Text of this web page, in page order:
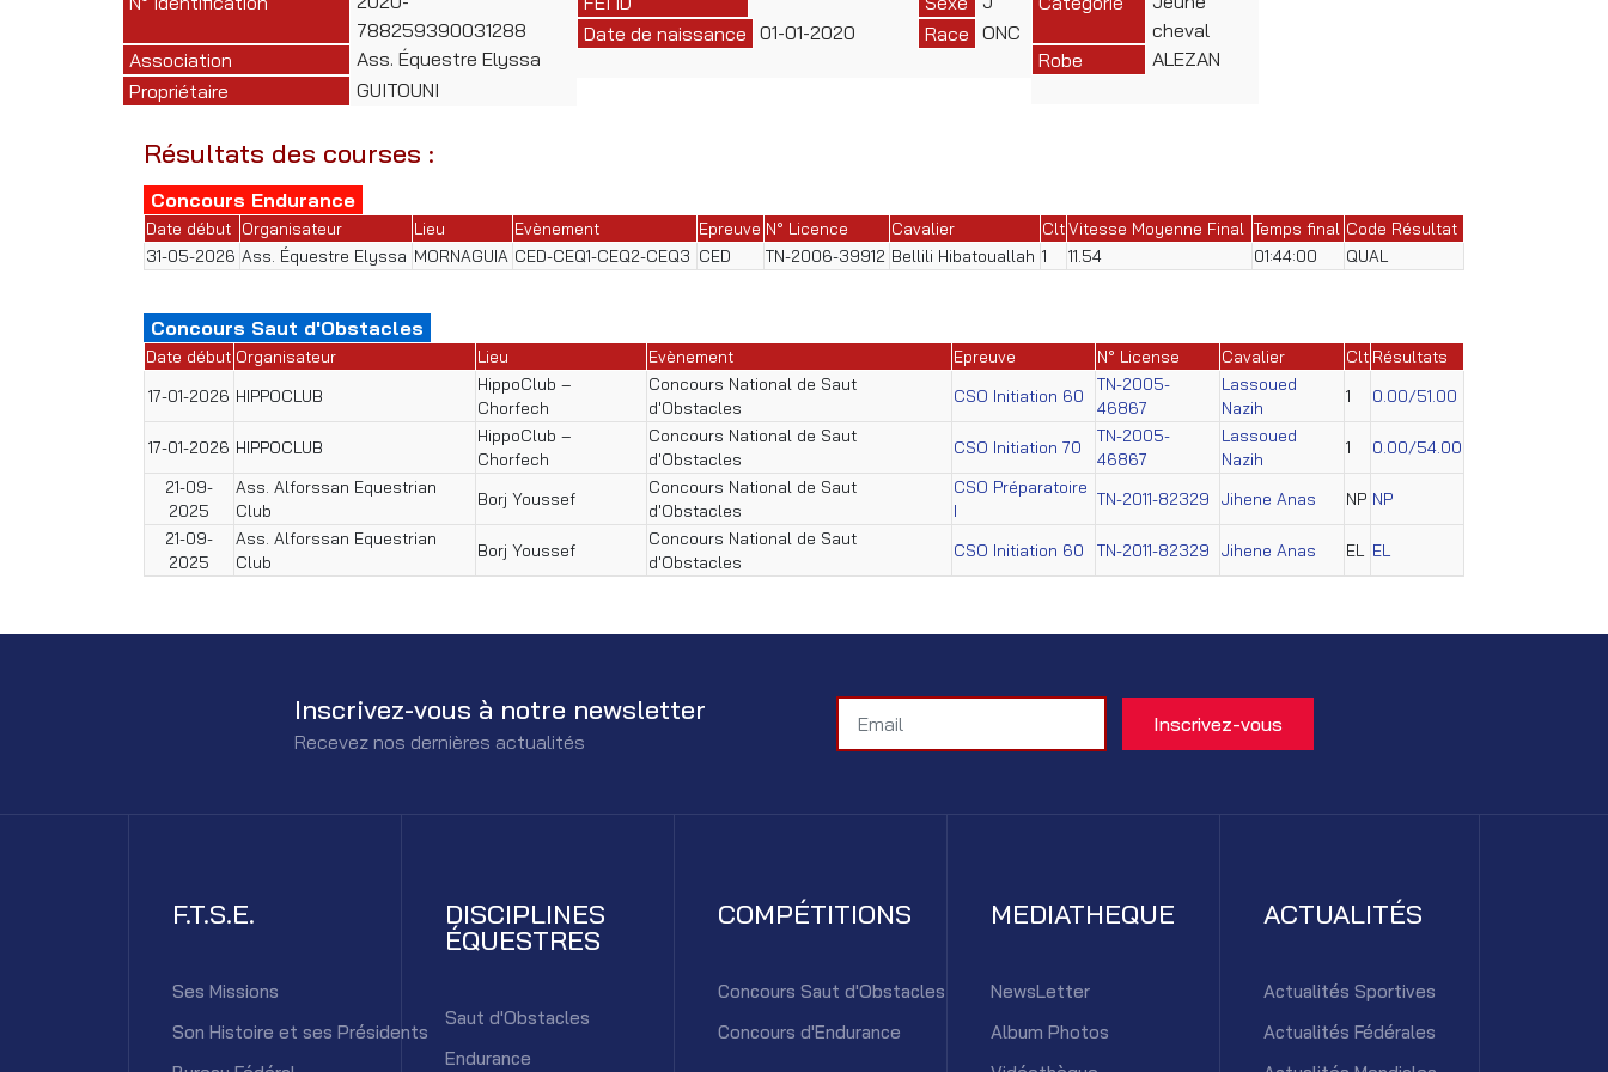
788259390031288
Association
Ass. Équestre Elyssa
Propriétaire
GUITOUNI
Date de naissance 01-01-2020
Race ONC
cheval
Robe
ALEZAN
Résultats des courses :
Concours Endurance
Date début Organisateur Lieu Evènement Epreuve N° Licence Cavalier CltVitesse Moyenne Final Temps final Code Résultat
31-05-2026 Ass. Équestre Elyssa MORNAGUIA CED-CEQ1-CEQ2-CEQ3 CED TN-2006-39912 Bellili Hibatouallah 1 11.54 01:44:00 QUAL
Concours Saut d'Obstacles
Date début Organisateur Lieu Evènement Epreuve N° License Cavalier Clt Résultats
17-01-2026 HIPPOCLUB
HippoClub –
Chorfech
Concours National de Saut
d'Obstacles
CSO Initiation 60
TN-2005-
46867
Lassoued
Nazih
1 0.00/51.00
17-01-2026 HIPPOCLUB
HippoClub –
Chorfech
Concours National de Saut
d'Obstacles
CSO Initiation 70
TN-2005-
46867
Lassoued
Nazih
1 0.00/54.00
21-09-
2025
Ass. Alforssan Equestrian
Club
Borj Youssef
Concours National de Saut
d'Obstacles
CSO Préparatoire
I
TN-2011-82329 Jihene Anas NP NP
21-09-
2025
Ass. Alforssan Equestrian
Club
Borj Youssef
Concours National de Saut
d'Obstacles
CSO Initiation 60 TN-2011-82329 Jihene Anas EL EL
Inscrivez-vous à notre newsletter
Recevez nos dernières actualités
F.T.S.E.
Ses Missions
Son Histoire et ses Présidents
DISCIPLINES
ÉQUESTRES
Saut d'Obstacles
Endurance
COMPÉTITIONS
Concours Saut d'Obstacles
Concours d'Endurance
MEDIATHEQUE
NewsLetter
Album Photos
ACTUALITÉS
Actualités Sportives
Actualités Fédérales